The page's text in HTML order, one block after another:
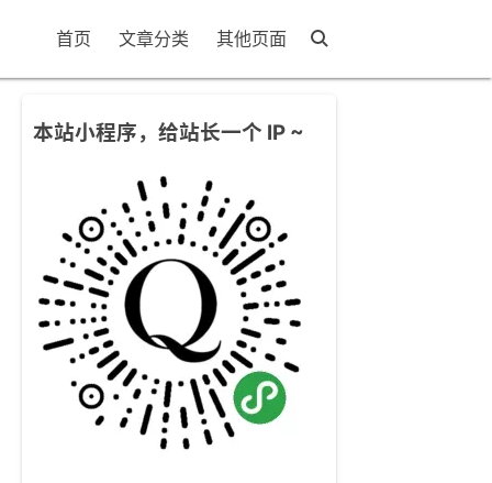
首页 文章分类 其他页面
本站小程序，给站长一个 IP ~